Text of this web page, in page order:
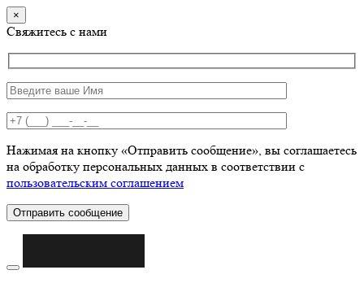
×
Свяжитесь с нами
Нажимая на кнопку «Отправить сообщение», вы соглашаетесь
на обработку персональных данных в соответствии с
пользовательским соглашением
Отправить сообщение